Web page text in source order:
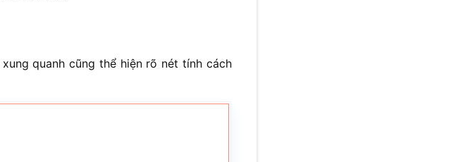
quanh cũng thể hiện rõ nét tính cách